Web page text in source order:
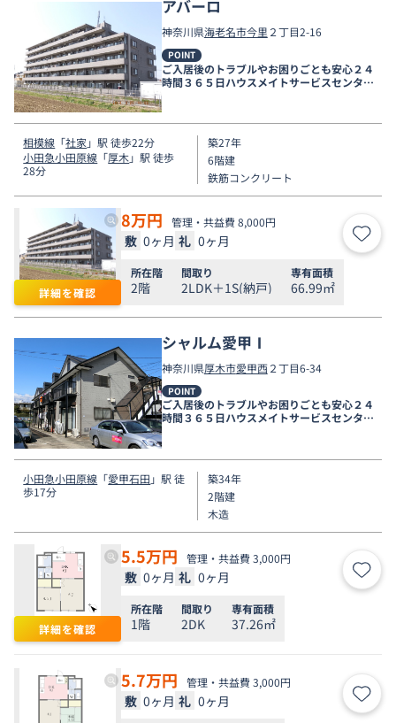
アバーロ
神奈川県海老名市今里 ２丁目2-16
POINT
ご入居後のトラブルやお困りごとも安心２４
時間３６５日ハウスメイトサービスセンター
電話受付対応。
相模線 「社家」駅 徒歩22分
小田急小田原線 「厚木」駅 徒歩
28分
築27年
6階建
鉄筋コンクリート
詳細を確認
8万円 管理・共益費 8,000円
敷 0ヶ月 礼 0ヶ月 お気
所在階
2階
間取り
2LDK＋1S(納戸)
専有面積
66.99㎡
シャルム愛甲Ⅰ
神奈川県厚木市愛甲西２丁目6-34
POINT
ご入居後のトラブルやお困りごとも安心２４
時間３６５日ハウスメイトサービスセンター
電話受付対応。
小田急小田原線 「愛甲石田 」駅 徒
歩17分
築34年
2階建
木造
詳細を確認
5.5万円 管理・共益費 3,000円
敷 0ヶ月 礼 0ヶ月 お気
所在階
1階
間取り
2DK
専有面積
37.26㎡
5.7万円 管理・共益費 3,000円
敷 0ヶ月 礼 0ヶ月 お気